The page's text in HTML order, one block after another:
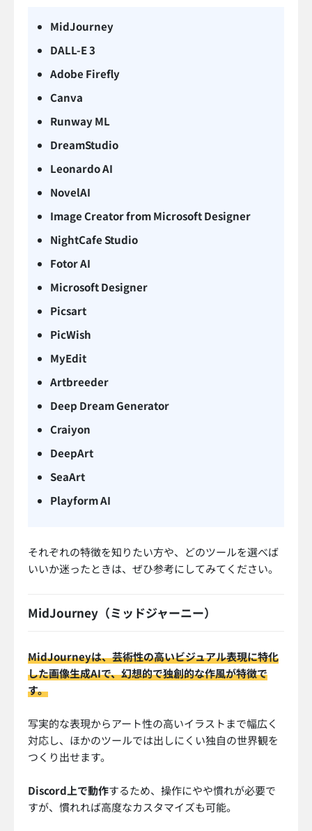
MidJourney
DALL-E 3
Adobe Firefly
Canva
Runway ML
DreamStudio
Leonardo AI
NovelAI
Image Creator from Microsoft Designer
NightCafe Studio
Fotor AI
Microsoft Designer
Picsart
PicWish
MyEdit
Artbreeder
Deep Dream Generator
Craiyon
DeepArt
SeaArt
Playform AI
それぞれの特徴を知りたい方や、どのツールを選べば
いいか迷ったときは、ぜひ参考にしてみてください。
MidJourney（ミッドジャーニー）
MidJourneyは、芸術性の高いビジュアル表現に特化
した画像生成AIで、幻想的で独創的な作風が特徴で
す。
写実的な表現からアート性の高いイラストまで幅広く
対応し、ほかのツールでは出しにくい独自の世界観を
つくり出せます。
Discord上で動作するため、操作にやや慣れが必要で
すが、慣れれば高度なカスタマイズも可能。